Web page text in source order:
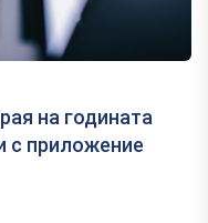
на годината
с приложение